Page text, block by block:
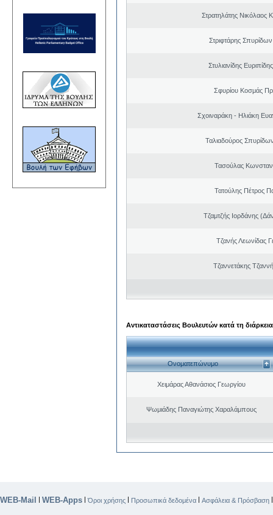
Στρατηλάτης Νικόλαος
Στριφτάρης
Στυλιανίδης
Σφυρίου Κοσμάς
Σχοιναράκη - Ηλιάκη
Ταλιαδούρος
Τασούλας
Τατούλης Πέτρος
Τζαμτζής Ιορδάνης
Τζανής Λεωνίδας
Τζαννετάκης
Αντικαταστάσεις Βουλευτών κατά τη
Ονοματεπώνυμο
Χειμάρας Αθανάσιος Γεωργίου
Ψωμιάδης Παναγιώτης Χαραλάμπους
WEB-Mail | WEB-Apps |Όροι χρήσης | Προσωπικά δεδομένα | Ασφάλεια & Πρόσβαση